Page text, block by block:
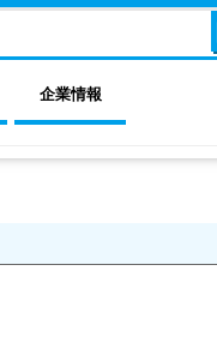
企業情報